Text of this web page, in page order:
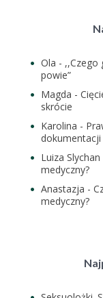
Ola - ,,Czego
powie”
Magda -
skrócie
Karolina -
Luiza Slychan
medyczny?
Anastazja -
medyczny?